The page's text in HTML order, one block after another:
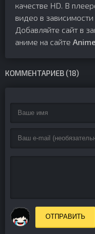
качестве HD. В
видео в
Добавляйте сайт в
аниме на сайте
КОММЕНТАРИЕВ (18)
ОТПРАВИТЬ